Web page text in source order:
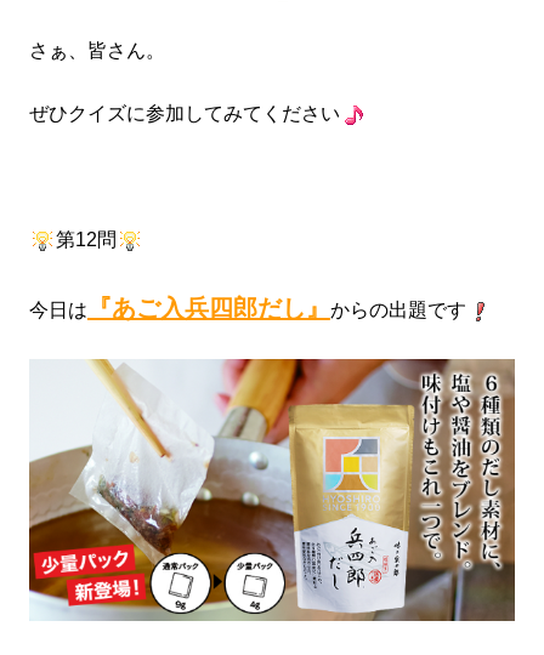
さぁ、皆さん。
ぜひクイズに参加してみてください
第12問
今日は 『あご入兵四郎だし』 からの出題です